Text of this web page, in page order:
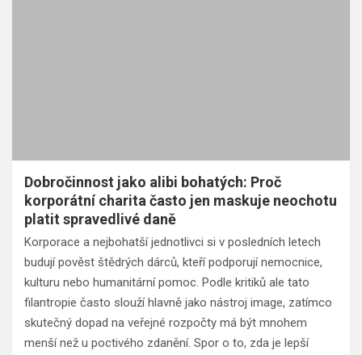
Dobročinnost jako alibi bohatých: Proč
korporátní charita často jen maskuje neochotu
platit spravedlivé daně
Korporace a nejbohatší jednotlivci si v posledních letech
budují pověst štědrých dárců, kteří podporují nemocnice,
kulturu nebo humanitární pomoc. Podle kritiků ale tato
filantropie často slouží hlavně jako nástroj image, zatímco
skutečný dopad na veřejné rozpočty má být mnohem
menší než u poctivého zdanění. Spor o to, zda je lepší